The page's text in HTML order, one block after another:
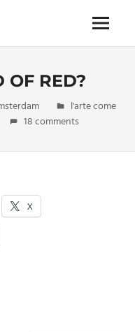
Menu
OF RED?
l'arte come
18 comments
X